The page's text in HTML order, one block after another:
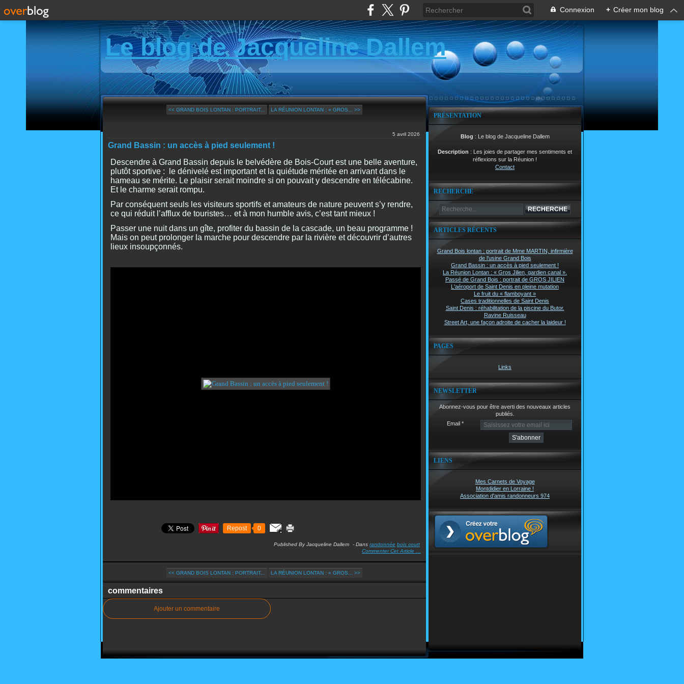
Connexion + Créer mon blog
Le blog de Jacqueline Dallem
<< GRAND BOIS LONTAN : PORTRAIT... LA RÉUNION LONTAN : « GROS... >>
5 avril 2026
Grand Bassin : un accès à pied seulement !
Descendre à Grand Bassin depuis le belvédère de Bois-Court est une belle aventure,
plutôt sportive : le dénivelé est important et la quiétude méritée en arrivant dans le
hameau se mérite. Le plaisir serait moindre si on pouvait y descendre en télécabine.
Et le charme serait rompu.
Par conséquent seuls les visiteurs sportifs et amateurs de nature peuvent s’y rendre,
ce qui réduit l’afflux de touristes… et à mon humble avis, c’est tant mieux !
Passer une nuit dans un gîte, profiter du bassin de la cascade, un beau programme !
Mais on peut prolonger la marche pour descendre par la rivière et découvrir d’autres
lieux insoupçonnés.
Repost 0
Published By Jacqueline Dallem - Dans randonnée bois court
Commenter Cet Article
<< GRAND BOIS LONTAN : PORTRAIT... LA RÉUNION LONTAN : « GROS... >>
commentaires
Ajouter un commentaire
PRÉSENTATION
Blog : Le blog de Jacqueline Dallem
Description : Les joies de partager mes sentiments et
réflexions sur la Réunion !
Contact
RECHERCHE
ARTICLES RÉCENTS
Grand Bois lontan : portrait de Mme MARTIN, infirmière
de l’usine Grand Bois
Grand Bassin : un accès à pied seulement !
La Réunion Lontan : « Gros Jilien, gardien canal ».
Passé de Grand Bois : portrait de GROS JILIEN
L'aéroport de Saint Denis en pleine mutation
Le fruit du « flamboyant »
Cases traditionnelles de Saint Denis
Saint Denis : réhabilitation de la piscine du Butor.
Ravine Ruisseau
Street Art, une façon adroite de cacher la laideur !
PAGES
Links
NEWSLETTER
Abonnez-vous pour être averti des nouveaux articles
publiés.
Email
LIENS
Mes Carnets de Voyage
Montdidier en Lorraine !
Association d'amis randonneurs 974